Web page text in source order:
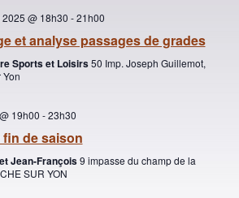
@ 18h30 -21h00
et analyse passages de grades
Sports et Loisirs50 Imp. Joseph Guillemot,
19h00 -23h30
fin de saison
Jean-François9 impasse du champ de la
SUR YON